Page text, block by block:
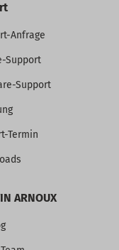
Anfrage
Support
Support
Termin
ARNOUX